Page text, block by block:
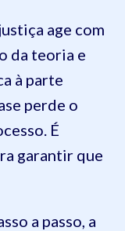
age com
da teoria e
à parte
perde o
É
garantir que
a passo, a